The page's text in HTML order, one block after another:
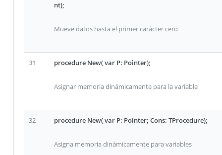
nt);
Mueve datos hasta el primer carácter cero
31 procedure New( var P: Pointer);
Asignar memoria dinámicamente para la variable
32 procedure New( var P: Pointer; Cons: TProcedure);
Asigna memoria dinámicamente para variables